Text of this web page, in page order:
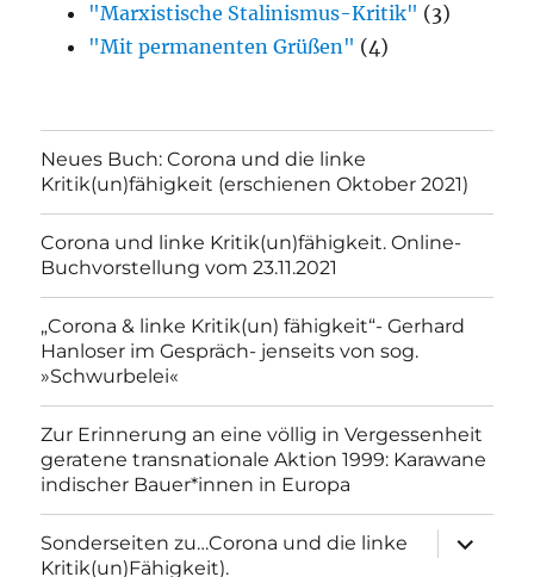
"Marxistische Stalinismus-Kritik" (3)
"Mit permanenten Grüßen" (4)
Neues Buch: Corona und die linke
Kritik(un)fähigkeit (erschienen Oktober 2021)
Corona und linke Kritik(un)fähigkeit. Online-
Buchvorstellung vom 23.11.2021
„Corona & linke Kritik(un) fähigkeit“- Gerhard
Hanloser im Gespräch- jenseits von sog.
»Schwurbelei«
Zur Erinnerung an eine völlig in Vergessenheit
geratene transnationale Aktion 1999: Karawane
indischer Bauer*innen in Europa
Sonderseiten zu…Corona und die linke
Kritik(un)Fähigkeit).
anzeigen